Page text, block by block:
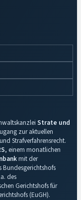
Strate und
zur aktuellen
Strafverfahrensrecht.
, einem monatlichen
mit der
des
Gerichtshofs für
(EuGH).